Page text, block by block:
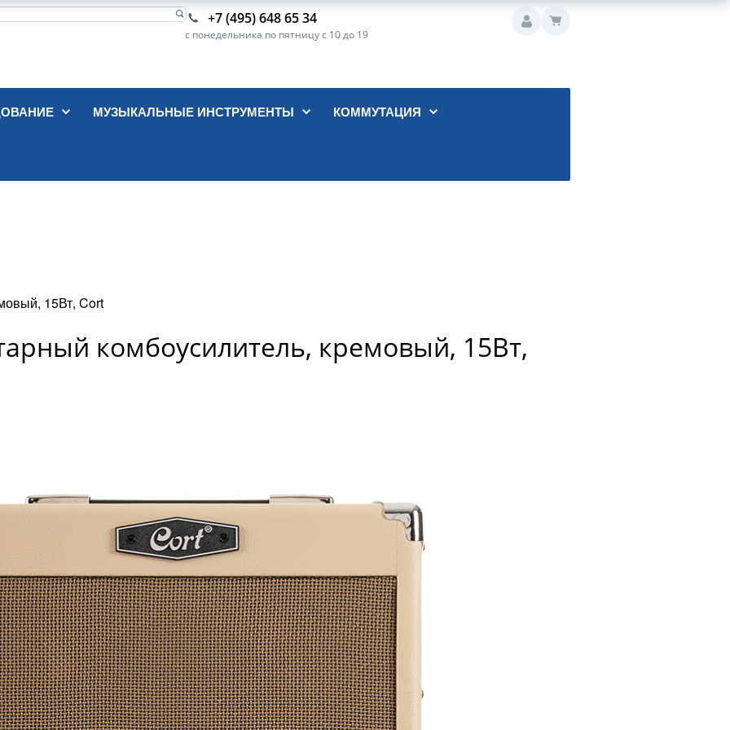
+7 (495) 648 65 34
с понедельника по пятницу с 10 до 19
МУЗЫКАЛЬНЫЕ ИНСТРУМЕНТЫ КОММУТАЦИЯ
15Вт, Cort
комбоусилитель, кремовый, 15Вт,